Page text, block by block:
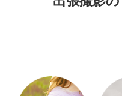
お肌の細かな補正や
作例のような雰囲気